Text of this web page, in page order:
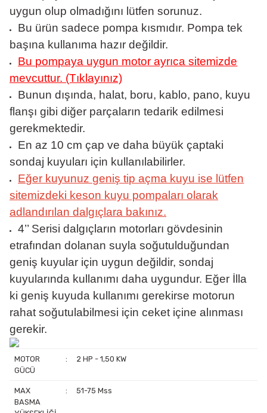
uygun olup olmadığını lütfen sorunuz.
Bu ürün sadece pompa kısmıdır. Pompa tek
başına kullanıma hazır değildir.
Bu pompaya uygun motor ayrıca sitemizde
mevcuttur. (Tıklayınız)
Bunun dışında, halat, boru, kablo, pano, kuyu
flanşı gibi diğer parçaların tedarik edilmesi
gerekmektedir.
En az 10 cm çap ve daha büyük çaptaki
sondaj kuyuları için kullanılabilirler.
Eğer kuyunuz geniş tip açma kuyu ise lütfen
sitemizdeki keson kuyu pompaları olarak
adlandırılan dalgıçlara bakınız.
4’’ Serisi dalgıçların motorları gövdesinin
etrafından dolanan suyla soğutulduğundan
geniş kuyular için uygun değildir, sondaj
kuyularında kullanımı daha uygundur. Eğer İlla
ki geniş kuyuda kullanımı gerekirse motorun
rahat soğutulabilmesi için ceket içine alınması
gerekir.
MOTOR
GÜCÜ
: 2 HP - 1,50 KW
MAX
BASMA
: 51-75 Mss